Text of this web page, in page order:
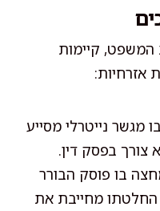
קיימות
אזרחיות:
מגשר נייטרלי מסייע
צורך בפסק דין.
בו פוסק הבורר
החלטתו מחייבת את